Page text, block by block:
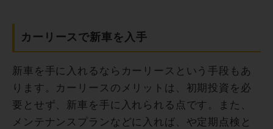
カーリースで新車を入手
新車を手に入れるならカーリースという手段もあ
ります。カーリースのメリットは、初期投資を必
要とせず、新車を手に入れられる点です。また、
メンテナンスプランなどに入れば、や定期点検と